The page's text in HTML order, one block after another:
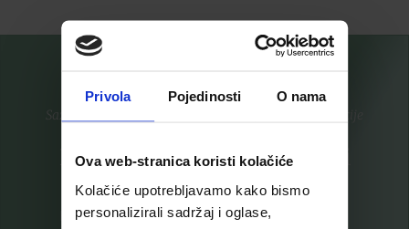
Privola Pojedinosti O nama
Ova web-stranica koristi kolačiće
Kolačiće upotrebljavamo kako bismo
personalizirali sadržaj i oglase,
Saznajte prvi za nove proizvode i ekskluzivne promocije
Prijavite se na listu za novosti